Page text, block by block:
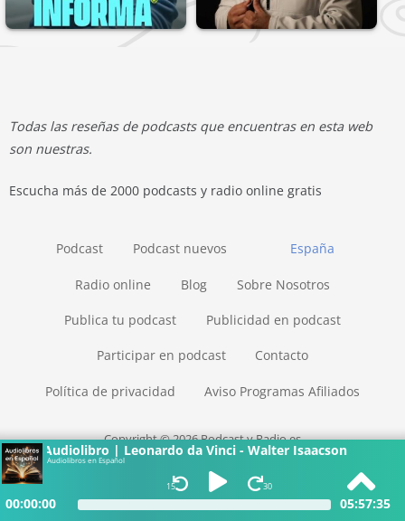
Audiolibro | Leonardo da Vinci - Walter Isaacson
Audiolibros en Español
15 30
00:00:00 05:57:35
Todas las reseñas de podcasts que encuentras en esta web
son nuestras.
Escucha más de 2000 podcasts y radio online gratis
España
Podcast Podcast nuevos
Radio online Blog Sobre Nosotros
Publica tu podcast Publicidad en podcast
Participar en podcast Contacto
Política de privacidad Aviso Programas Afiliados
Copyright © 2026 Podcast y Radio.es